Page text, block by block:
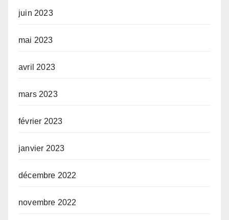
juin 2023
mai 2023
avril 2023
mars 2023
février 2023
janvier 2023
décembre 2022
novembre 2022